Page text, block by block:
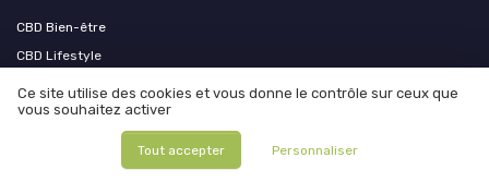
CBD Bien-être
CBD Lifestyle
CBD pour Animaux
Ce site utilise des cookies et vous donne le contrôle sur ceux que
vous souhaitez activer
Tout accepter Personnaliser